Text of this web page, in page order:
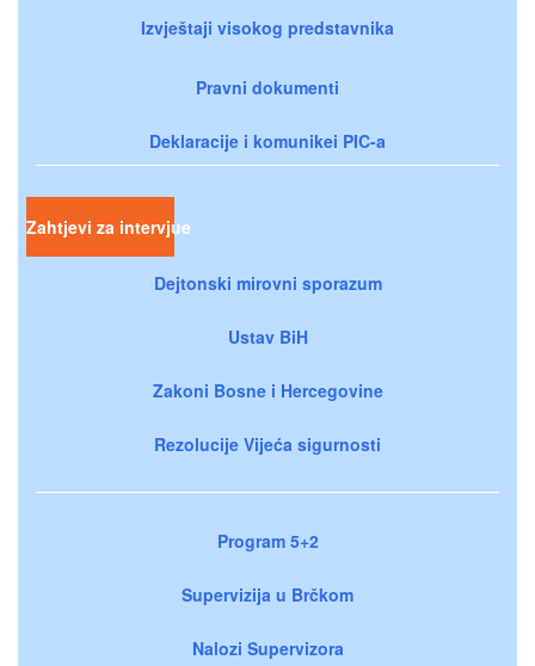
Izvještaji visokog predstavnika
Pravni dokumenti
Deklaracije i komunikei PIC-a
Zahtjevi za intervjue
Dejtonski mirovni sporazum
Ustav BiH
Zakoni Bosne i Hercegovine
Rezolucije Vijeća sigurnosti
Program 5+2
Supervizija u Brčkom
Nalozi Supervizora